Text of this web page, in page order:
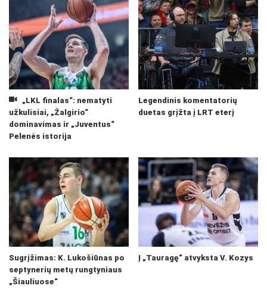
„LKL finalas“: nematyti
užkulisiai, „Žalgirio“
dominavimas ir „Juventus“
Pelenės istorija
Legendinis komentatorių
duetas grįžta į LRT eterį
Sugrįžimas: K. Lukošiūnas po
septynerių metų rungtyniaus
„Šiauliuose“
Į „Tauragę“ atvyksta V. Kozys